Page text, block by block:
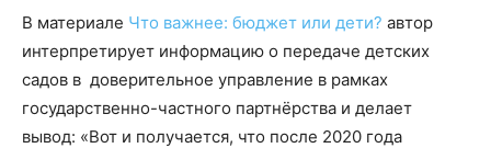
В материале Что важнее: бюджет или дети? автор
интерпретирует информацию о передаче детских
садов в доверительное управление в рамках
государственно-частного партнёрства и делает
вывод: «Вот и получается, что после 2020 года